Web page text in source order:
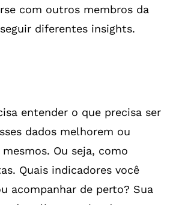
com outros membros da
diferentes insights.
entender o que precisa ser
dados melhorem ou
Ou seja, como
Quais indicadores você
acompanhar de perto? Sua